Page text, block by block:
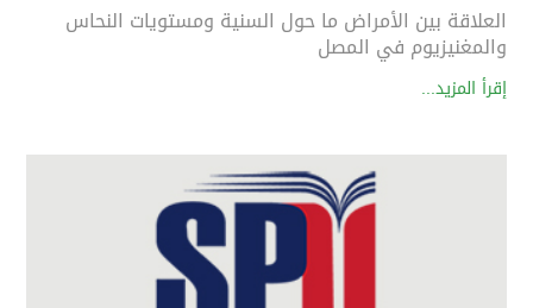
العلاقة بين الأمراض ما حول السنية ومستويات النحاس
والمغنيزيوم في المصل
إقرأ المزيد...